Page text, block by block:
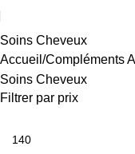
Soins Cheveux
Accueil Compléments
Soins Cheveux
Filtrer par prix